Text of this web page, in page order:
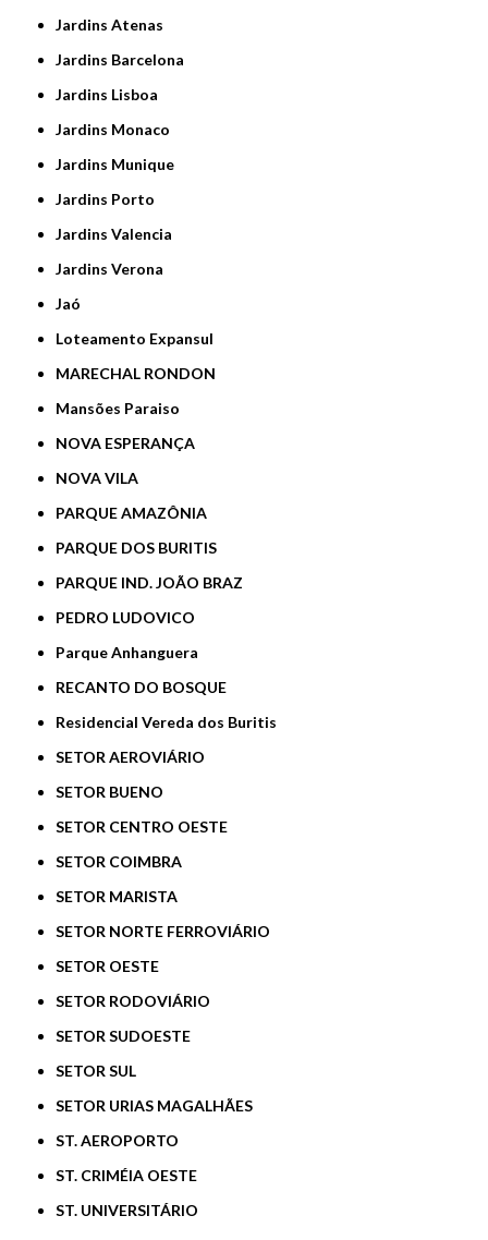
Jardins Atenas
Jardins Barcelona
Jardins Lisboa
Jardins Monaco
Jardins Munique
Jardins Porto
Jardins Valencia
Jardins Verona
Jaó
Loteamento Expansul
MARECHAL RONDON
Mansões Paraiso
NOVA ESPERANÇA
NOVA VILA
PARQUE AMAZÔNIA
PARQUE DOS BURITIS
PARQUE IND. JOÃO BRAZ
PEDRO LUDOVICO
Parque Anhanguera
RECANTO DO BOSQUE
Residencial Vereda dos Buritis
SETOR AEROVIÁRIO
SETOR BUENO
SETOR CENTRO OESTE
SETOR COIMBRA
SETOR MARISTA
SETOR NORTE FERROVIÁRIO
SETOR OESTE
SETOR RODOVIÁRIO
SETOR SUDOESTE
SETOR SUL
SETOR URIAS MAGALHÃES
ST. AEROPORTO
ST. CRIMÉIA OESTE
ST. UNIVERSITÁRIO